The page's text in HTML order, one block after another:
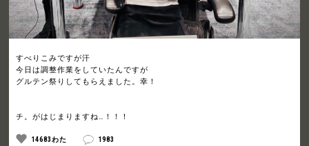
すべりこみですが汗
今日は調整作業をしていたんですが
グルテン祭りしてもらえました。幸！
チ。がはじまりますね…！！！
14683わた 1983